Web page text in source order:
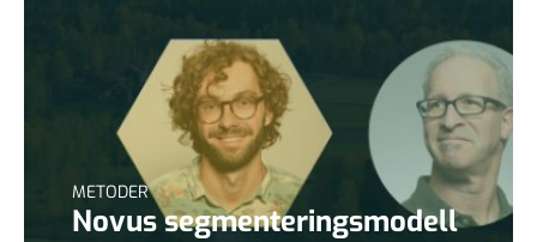
METODER
Novus segmenteringsmodell